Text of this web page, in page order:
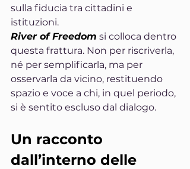
sulla fiducia tra cittadini e
istituzioni.
River of Freedom si colloca dentro
questa frattura. Non per riscriverla,
né per semplificarla, ma per
osservarla da vicino, restituendo
spazio e voce a chi, in quel periodo,
si è sentito escluso dal dialogo.
Un racconto
dall’interno delle